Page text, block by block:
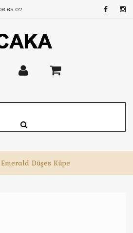
65 02
Emerald Düşes Küpe